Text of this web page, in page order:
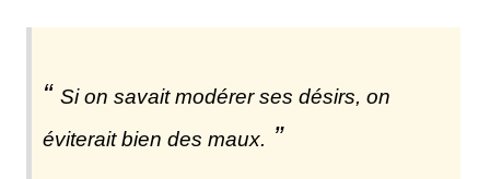
Si on savait modérer ses désirs, on
éviterait bien des maux.